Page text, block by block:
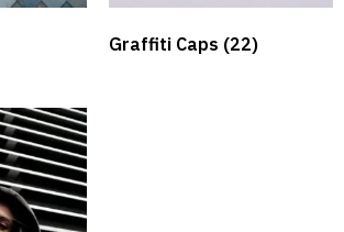
Graffiti Caps​ (22)